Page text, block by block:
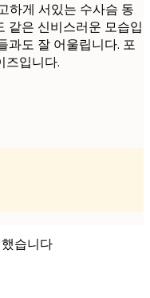
하게 서있는 수사슴 동
같은 신비스러운 모습입
과도 잘 어울립니다. 포
즈입니다.
습니다